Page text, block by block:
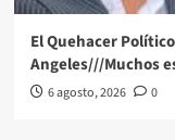
El Quehacer
Angeles///Muchos
6 agosto, 2026 0